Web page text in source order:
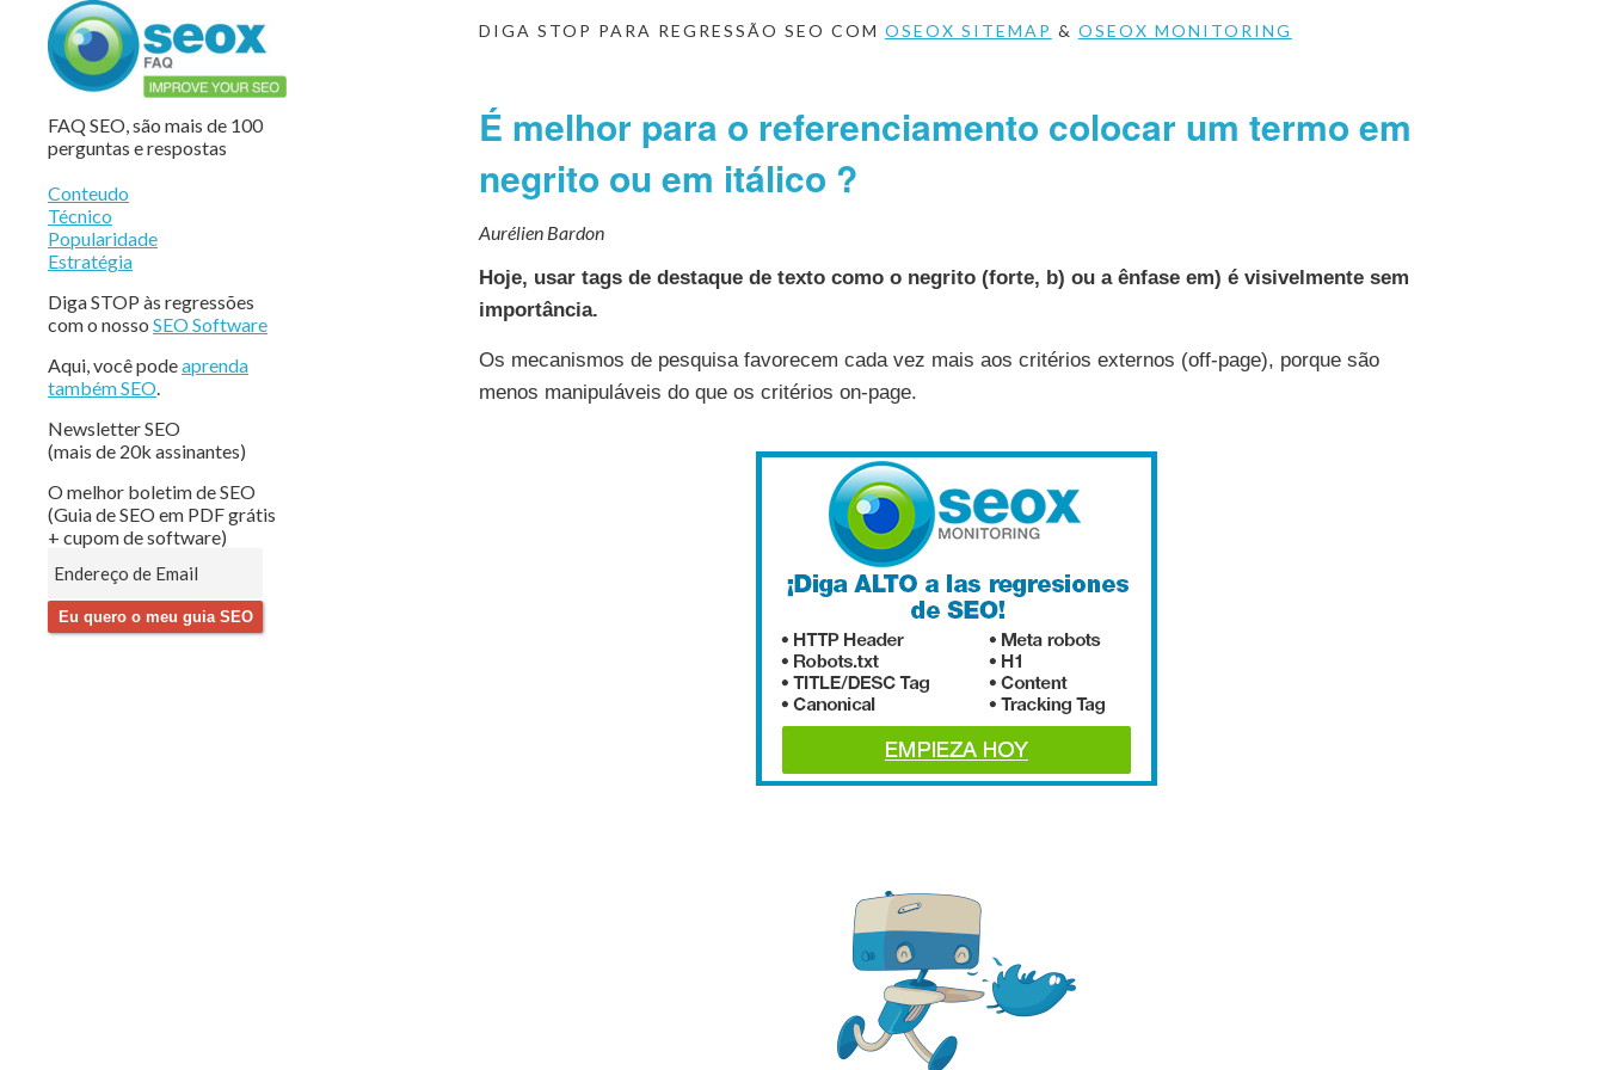
FAQ SEO, são mais de 100
perguntas e respostas
Conteudo
Técnico
Popularidade
Estratégia
Diga STOP às regressões
com o nosso SEO Software
Aqui, você podeaprenda
também SEO.
Newsletter SEO
(mais de 20k assinantes)
O melhor boletim de SEO
(Guia de SEO em PDF grátis
+ cupom de software)
Eu quero o meu guia SEO
DIGA STOP PARA REGRESSÃO SEO COM OSEOX SITEMAP & OSEOX MONITORING
É melhor para o referenciamento colocar um termo em
negrito ou em itálico ?
Aurélien Bardon
Hoje, usar tags de destaque de texto como o negrito (forte, b) ou a ênfase em) é visivelmente sem
importância.
Os mecanismos de pesquisa favorecem cada vez mais aos critérios externos (off-page), porque são
menos manipuláveis do que os critérios on-page.